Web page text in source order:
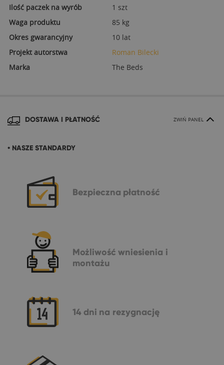
Ilość paczek na wyrób
1 szt
Waga produktu
85 kg
Okres gwarancyjny
10 lat
Projekt autorstwa
Roman Bilecki
Marka
The Beds
DOSTAWA I PŁATNOŚĆ ZWIŃ PANEL
• NASZE STANDARDY
Bezpieczna płatność
Możliwość wniesienia i
montażu
14 dni na rezygnację